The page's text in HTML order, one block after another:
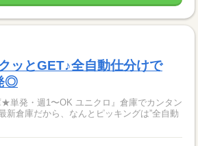
ッとGET♪全自動仕分けで
◎
単発・週1〜OK ユニクロ』倉庫でカンタン
新倉庫だから、なんとピッキングは”全自動